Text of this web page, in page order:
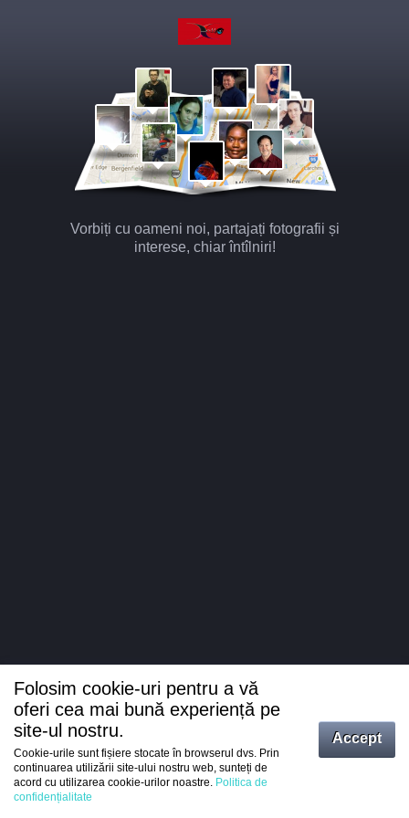
Vorbiți cu oameni noi, partajați fotografii și
interese, chiar întîlniri!
Intrați
Folosim cookie-uri pentru a vă
oferi cea mai bună experiență pe
site-ul nostru.
Cookie-urile sunt fișiere stocate în browserul dvs. Prin
continuarea utilizării site-ului nostru web, sunteți de
acord cu utilizarea cookie-urilor noastre. Politica de
confidențialitate
Accept